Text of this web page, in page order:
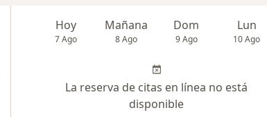
Hoy
7 Ago
Mañana
8 Ago
Dom
9 Ago
Lun
10 Ago
La reserva de citas en línea no está
disponible